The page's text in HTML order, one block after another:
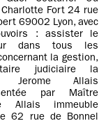
Fort 24 rue
69002 Lyon, avec
: assister le
dans tous les
la gestion,
judiciaire la
Jerome Allais
par Maître
Allais immeuble
62 rue de Bonnel